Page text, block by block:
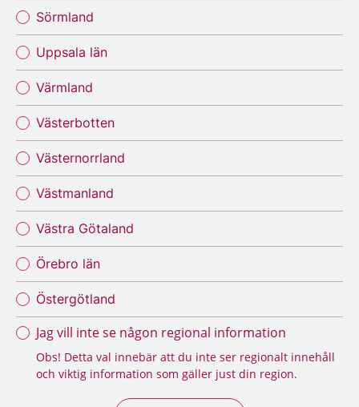
Sörmland
Uppsala län
Värmland
Västerbotten
Västernorrland
Västmanland
Västra Götaland
Örebro län
Östergötland
Jag vill inte se någon regional information
Obs! Detta val innebär att du inte ser regionalt innehåll
och viktig information som gäller just din region.